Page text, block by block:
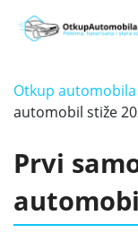
Otkup automobila
automobil stiže
Prvi